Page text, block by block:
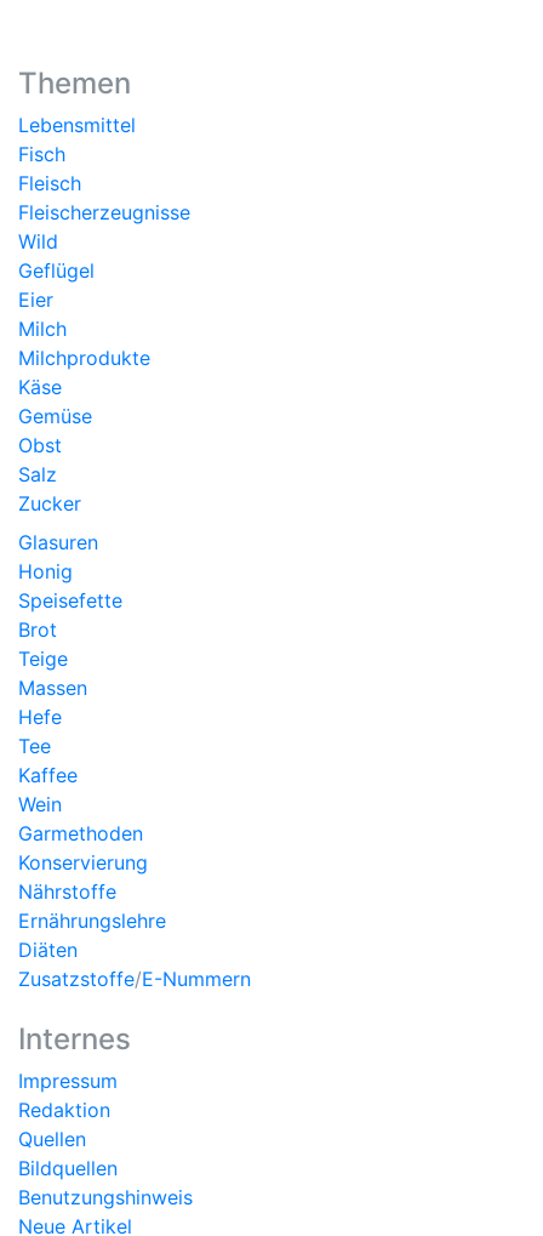
Themen
Lebensmittel
Fisch
Fleisch
Fleischerzeugnisse
Wild
Geflügel
Eier
Milch
Milchprodukte
Käse
Gemüse
Obst
Salz
Zucker
Glasuren
Honig
Speisefette
Brot
Teige
Massen
Hefe
Tee
Kaffee
Wein
Garmethoden
Konservierung
Nährstoffe
Ernährungslehre
Diäten
Zusatzstoffe/E-Nummern
Internes
Impressum
Redaktion
Quellen
Bildquellen
Benutzungshinweis
Neue Artikel